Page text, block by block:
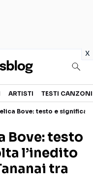
x
CANZONI
ED EVENTI
SHOW
ARTISTI TESTI CANZONI
Bove: testo e
Bove: testo
l’inedito
tra